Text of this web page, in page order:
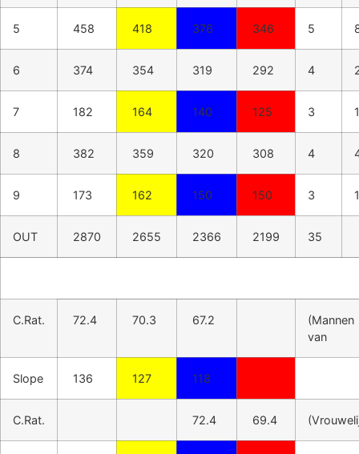
5 458 418 376 346 5
6 374 354 319 292 4
7 182 164 140 125 3
8 382 359 320 308 4
9 173 162 150 150 3
OUT 2870 2655 2366 2199 35
C.Rat. 72.4 70.3 67.2
(Mannen
van
Slope 136 127 118
C.Rat. 72.4 69.4